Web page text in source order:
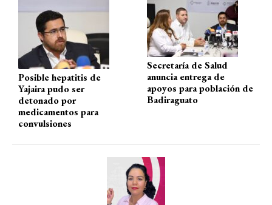
p
k
Posible hepatitis de
Yajaira pudo ser
detonado por
medicamentos para
convulsiones
Secretaría de Salud
anuncia entrega de
apoyos para población de
Badiraguato